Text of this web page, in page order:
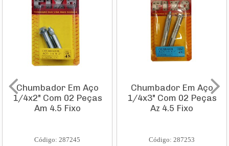
Chumbador Em Aço
1/4x2" Com 02 Peças
Am 4.5 Fixo
Código: 287245
Chumbador Em Aço
1/4x3" Com 02 Peças
Az 4.5 Fixo
Código: 287253